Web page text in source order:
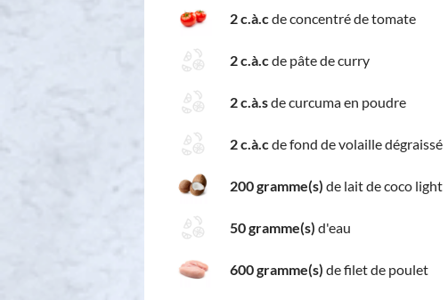
2 c.à.c de concentré de tomate
2 c.à.c de pâte de curry
2 c.à.sde curcuma en poudre
2 c.à.c de fond de volaille dégraissé
200 gramme(s) de lait de coco light
50 gramme(s) d'eau
600 gramme(s) de filet de poulet